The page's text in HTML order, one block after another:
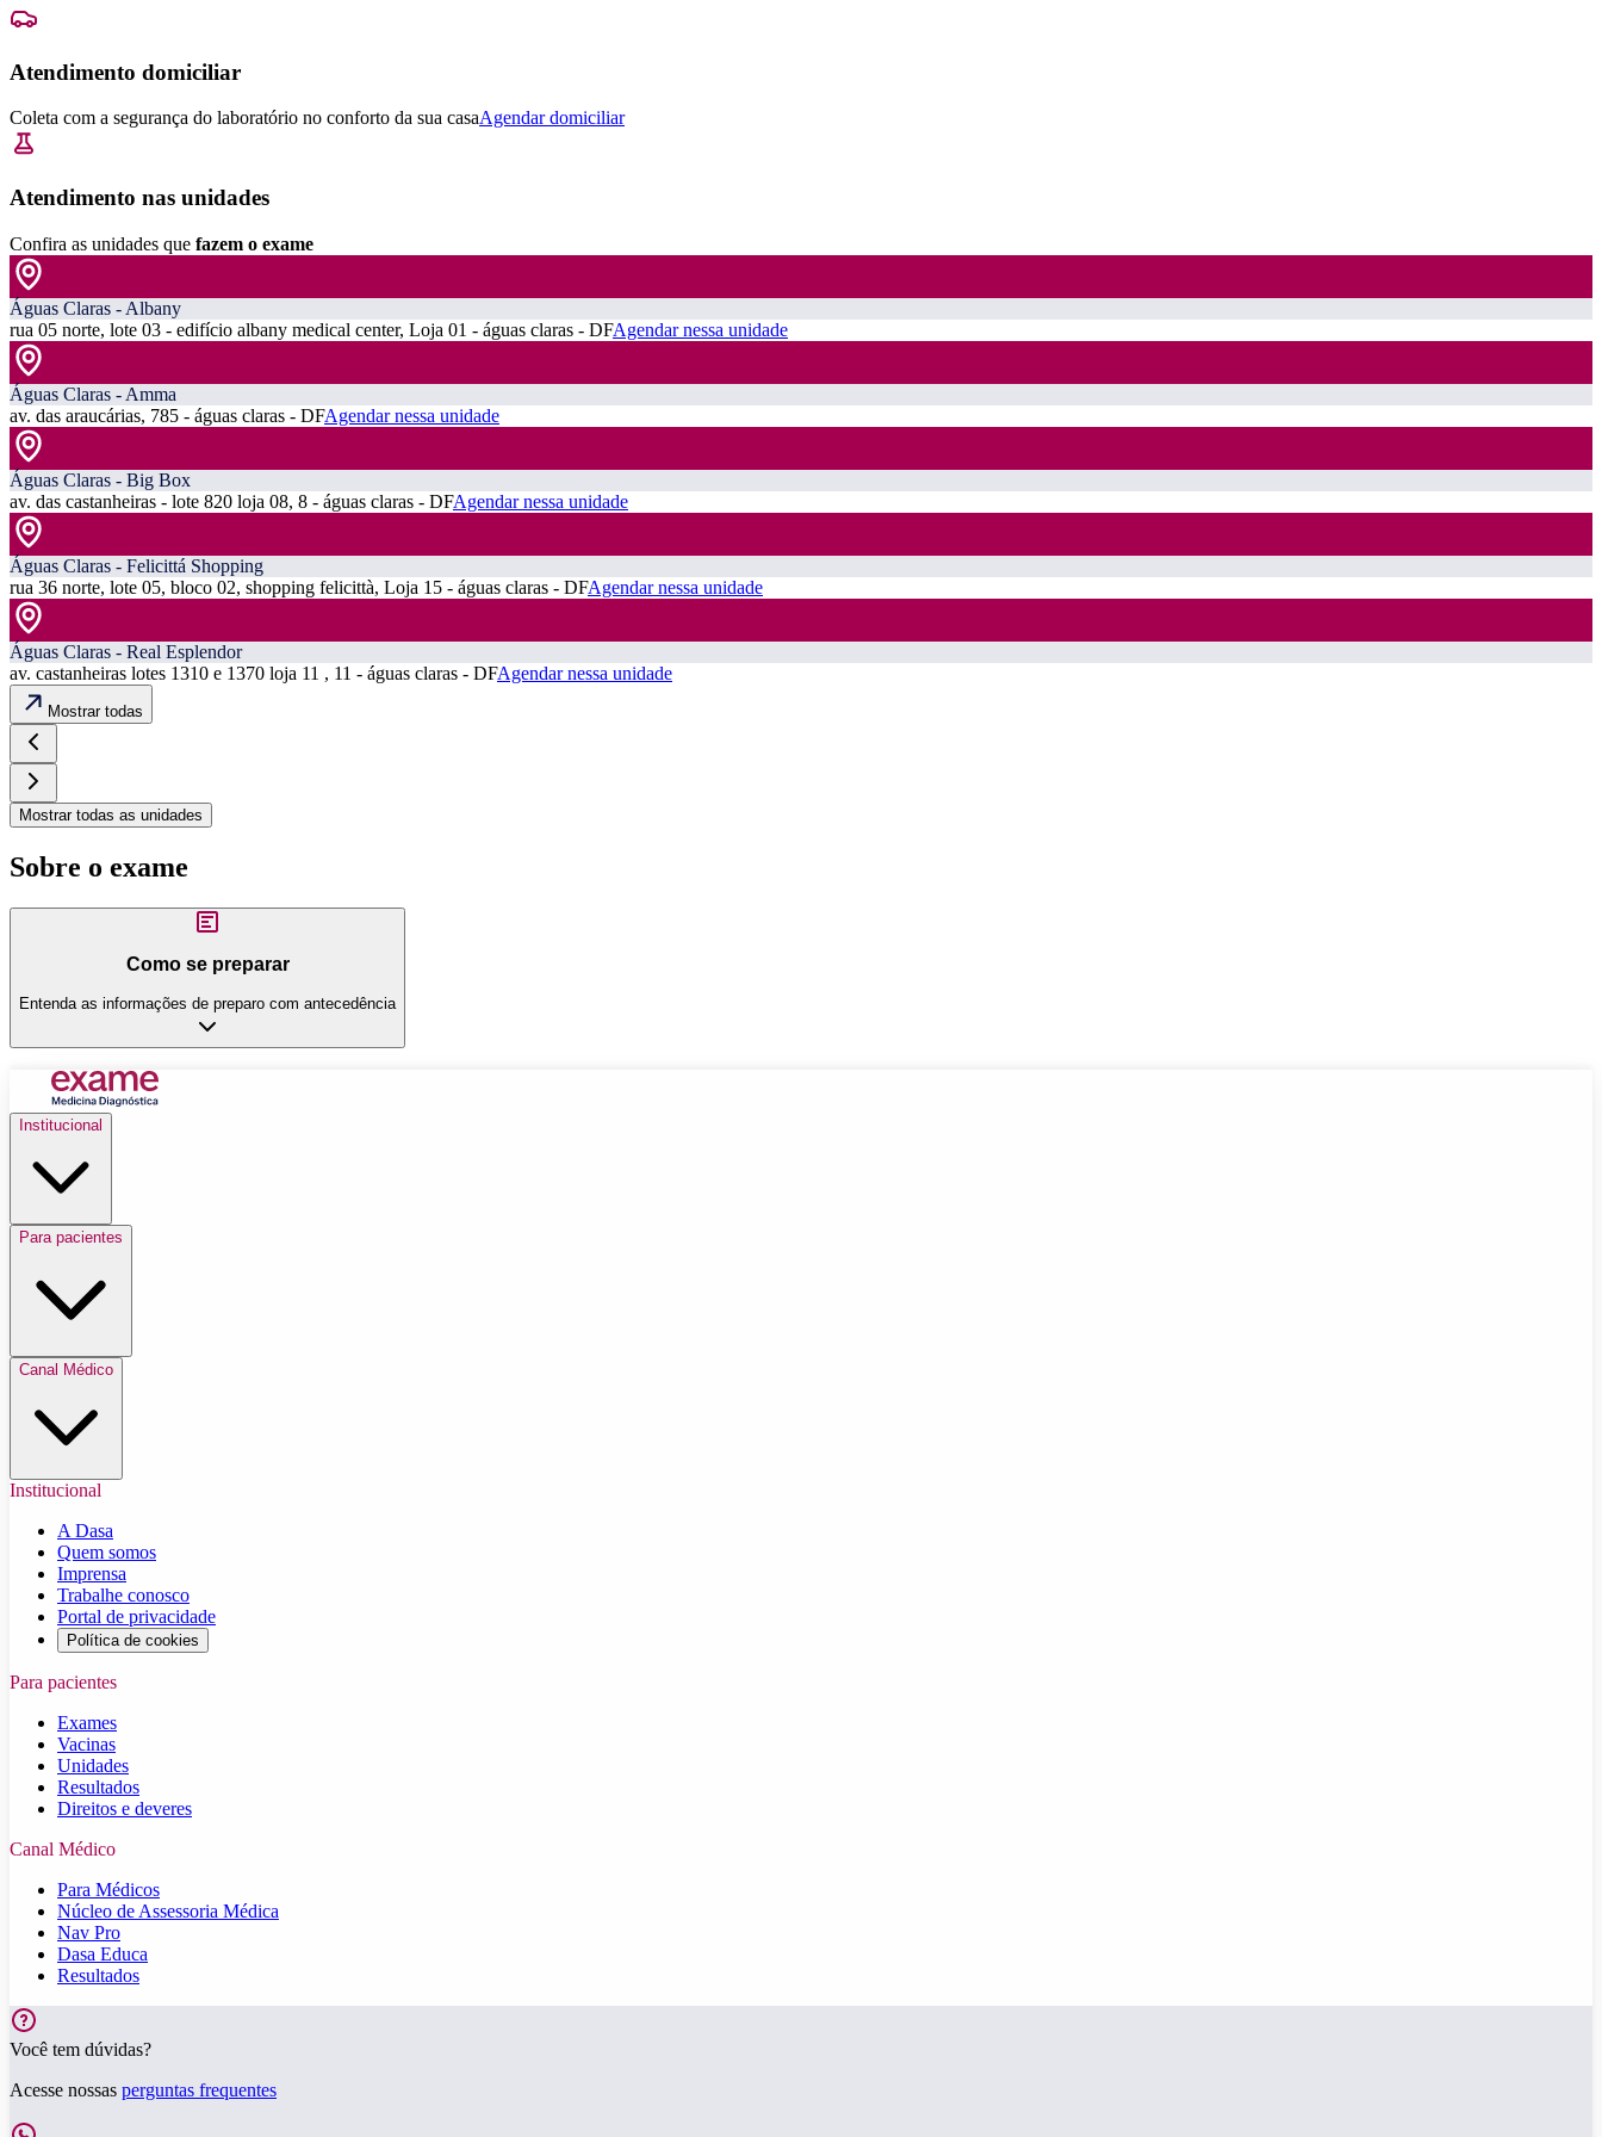
Atendimento domiciliar
Coleta com a segurança do laboratório no conforto da sua casaAgendar domiciliar
Atendimento nas unidades
Confira as unidades que fazem o exame
Águas Claras - Albany
rua 05 norte, lote 03 - edifício albany medical center, Loja 01 - águas claras - DFAgendar nessa unidade
Águas Claras - Amma
av. das araucárias, 785 - águas claras - DFAgendar nessa unidade
Águas Claras - Big Box
av. das castanheiras - lote 820 loja 08, 8 - águas claras - DFAgendar nessa unidade
Águas Claras - Felicittá Shopping
rua 36 norte, lote 05, bloco 02, shopping felicittà, Loja 15 - águas claras - DFAgendar nessa unidade
Águas Claras - Real Esplendor
av. castanheiras lotes 1310 e 1370 loja 11 , 11 - águas claras - DFAgendar nessa unidade
Mostrar todas
Mostrar todas as unidades
Sobre o exame
Como se preparar
Entenda as informações de preparo com antecedência
Institucional
Para pacientes
Canal Médico
Institucional
A Dasa
Quem somos
Imprensa
Trabalhe conosco
Portal de privacidade
Política de cookies
Para pacientes
Exames
Vacinas
Unidades
Resultados
Direitos e deveres
Canal Médico
Para Médicos
Núcleo de Assessoria Médica
Nav Pro
Dasa Educa
Resultados
Você tem dúvidas?
Acesse nossas perguntas frequentes